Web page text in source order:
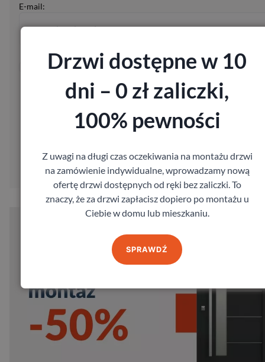
E-mail:
Wysyłając formularz wyrażasz zgodę na przetwarzanie Twoich
Twojego zamówienia, zgodnie z ustawą z dnia 29.08.97 o
danych osobowych, Dz. U. Nr 133, poz. 883.
Drzwi dostępne w 10
dni – 0 zł zaliczki,
100% pewności
Z uwagi na długi czas oczekiwania na montażu drzwi
na zamówienie indywidualne, wprowadzamy nową
ofertę drzwi dostępnych od ręki bez zaliczki. To
znaczy, że za drzwi zapłacisz dopiero po montażu u
Ciebie w domu lub mieszkaniu.
SPRAWDŹ